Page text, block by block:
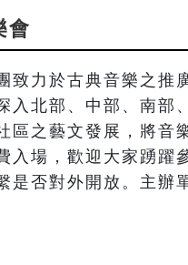
會
致力於古典音樂之推
入北部、中部、南部
區之藝文發展，將音
入場，歡迎大家踴躍
是否對外開放。主辦